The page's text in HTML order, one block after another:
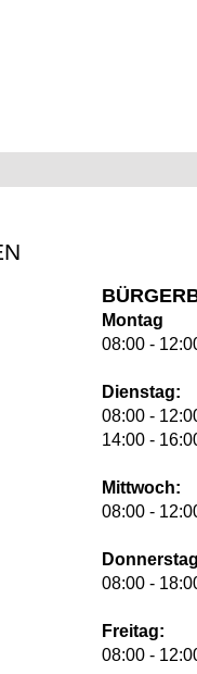
Montag
08:00 -
Dienstag:
08:00 -
14:00 -
Mittwoch:
08:00 -
08:00 -
Freitag:
08:00 -